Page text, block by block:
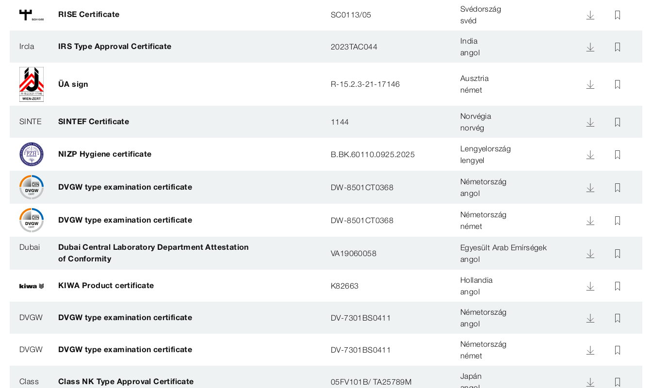
RISE Certificate SC0113/05
Svédország
svéd
Ircla IRS Type Approval Certificate 2023TAC044
India
angol
ÜA sign R-15.2.3-21-17146
Ausztria
német
SINTE SINTEF Certificate 1144
Norvégia
norvég
NIZP Hygiene certificate B.BK.60110.0925.2025
Lengyelország
lengyel
DVGW type examination certificate DW-8501CT0368
Németország
angol
DVGW type examination certificate DW-8501CT0368
Németország
német
Dubai
Dubai Central Laboratory Department Attestation
of Conformity
VA19060058
Egyesült Arab Emírségek
angol
KIWA Product certificate K82663
Hollandia
angol
DVGW DVGW type examination certificate DV-7301BS0411
Németország
angol
DVGW DVGW type examination certificate DV-7301BS0411
Németország
német
Class Class NK Type Approval Certificate 05FV101B/ TA25789M
Japán